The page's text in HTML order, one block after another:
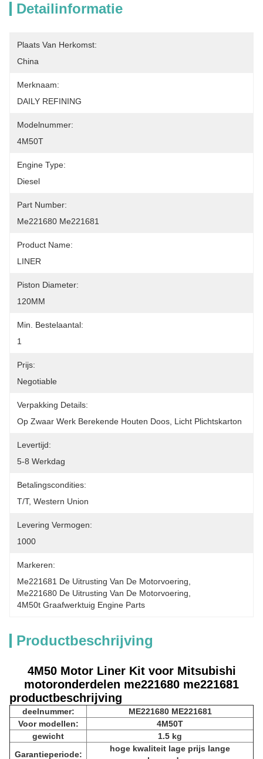
Detailinformatie
Plaats Van Herkomst:
China
Merknaam:
DAILY REFINING
Modelnummer:
4M50T
Engine Type:
Diesel
Part Number:
Me221680 Me221681
Product Name:
LINER
Piston Diameter:
120MM
Min. Bestelaantal:
1
Prijs:
Negotiable
Verpakking Details:
Op Zwaar Werk Berekende Houten Doos, Licht Plichtskarton
Levertijd:
5-8 Werkdag
Betalingscondities:
T/T, Western Union
Levering Vermogen:
1000
Markeren:
Me221681 De Uitrusting Van De Motorvoering
Me221680 De Uitrusting Van De Motorvoering
4M50t Graafwerktuig Engine Parts
Productbeschrijving
4M50 Motor Liner Kit voor Mitsubishi
motoronderdelen me221680 me221681
productbeschrijving
deelnummer:
ME221680 ME221681
Voor modellen:
4M50T
gewicht
1.5 kg
Garantieperiode:
hoge kwaliteit lage prijs lange